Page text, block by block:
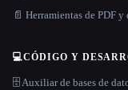
📄 Herramientas de PDF
💻CÓDIGO Y
🗄️ Auxiliar de bases de